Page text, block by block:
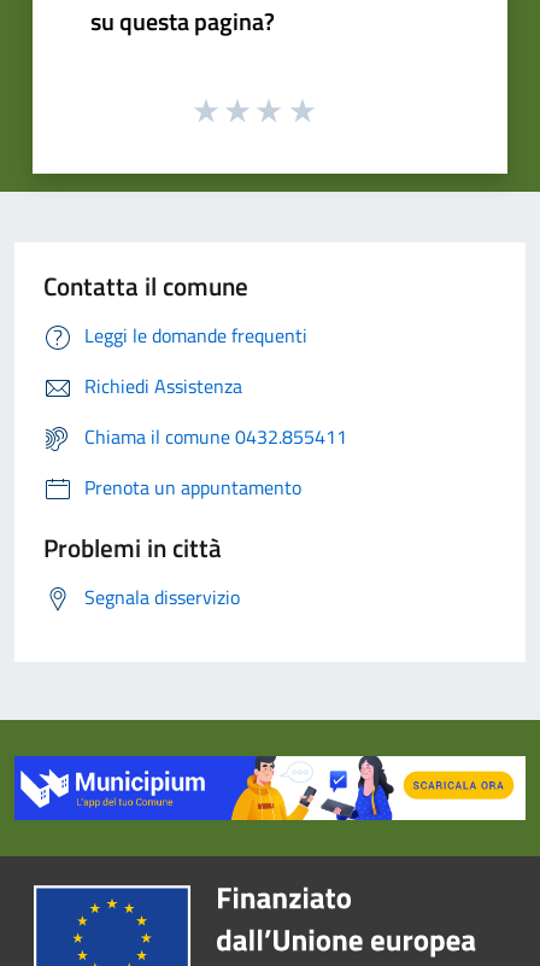
su questa pagina?
Contatta il comune
Leggi le domande frequenti
Richiedi Assistenza
Chiama il comune 0432.855411
Prenota un appuntamento
Problemi in città
Segnala disservizio